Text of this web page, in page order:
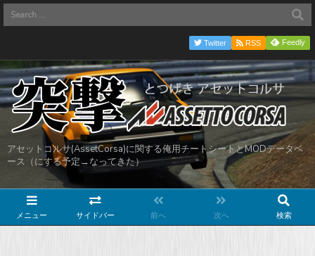
アセットコルサ(AssetCorsa)に関する俺用チートシートとMODデータベ
ース（にする予定→なってきた）
メニュー サイドバー 前へ 次へ 検索
Twitter RSS Feedly